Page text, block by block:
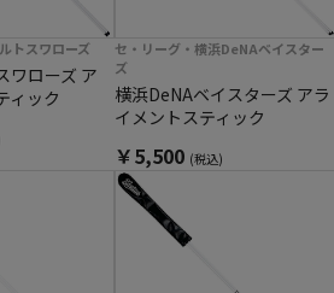
トスワローズ
ワローズ ア
ィック
セ・リーグ・横浜DeNAベイスター
ズ
横浜DeNAベイスターズ アラ
イメントスティック
￥5,500 (税込)